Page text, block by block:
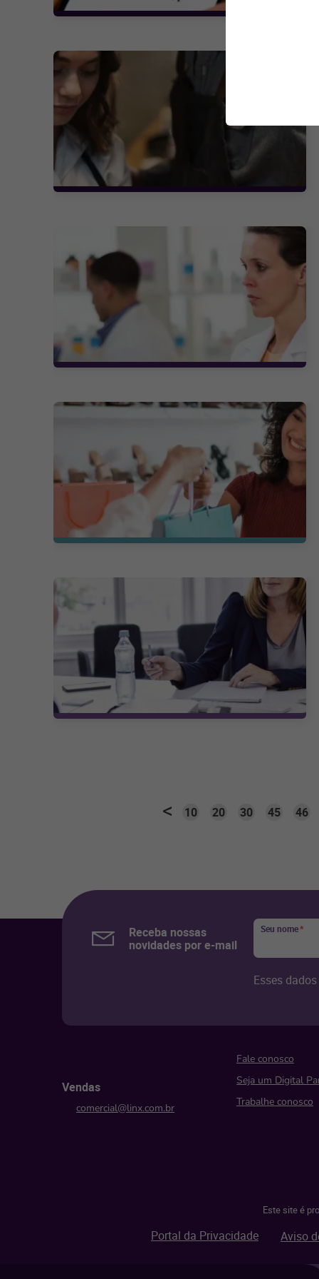
10 20 30 45 46
Receba nossas
novidades por e-mail
Seu nome*
Esses
Vendas
comercial@linx.com.br
Fale conosco
Seja um Digital
Trabalhe conosco
Este site é
Portal da Privacidade Aviso